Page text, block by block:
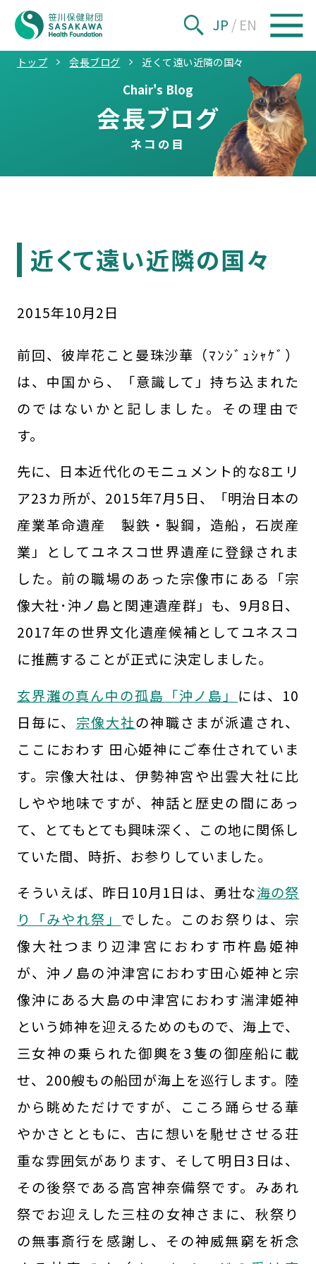
JP / EN
トップ 会長ブログ 近くて遠い近隣の国々
Chair's Blog
会長ブログ
ネコの目
近くて遠い近隣の国々
2015年10月2日
前回、彼岸花こと曼珠沙華（ﾏﾝｼﾞｭｼｬｹﾞ）
は、中国から、「意識して」持ち込まれた
のではないかと記しました。その理由で
す。
先に、日本近代化のモニュメント的な8エリ
ア23カ所が、2015年7月5日、「明治日本の
産業革命遺産 製鉄・製鋼，造船，石炭産
業」としてユネスコ世界遺産に登録されま
した。前の職場のあった宗像市にある「宗
像大社･沖ノ島と関連遺産群」も、9月8日、
2017年の世界文化遺産候補としてユネスコ
に推薦することが正式に決定しました。
玄界灘の真ん中の孤島「沖ノ島」 には、10
日毎に、 宗像大社の神職さまが派遣され、
ここにおわす 田心姫神にご奉仕されていま
す。宗像大社は、伊勢神宮や出雲大社に比
しやや地味ですが、神話と歴史の間にあっ
て、とてもとても興味深く、この地に関係し
ていた間、時折、お参りしていました。
そういえば、昨日10月1日は、勇壮な海の祭
り「みやれ祭」 でした。このお祭りは、宗
像大社つまり辺津宮におわす市杵島姫神
が、沖ノ島の沖津宮におわす田心姫神と宗
像沖にある大島の中津宮におわす湍津姫神
という姉神を迎えるためのもので、海上で、
三女神の乗られた御輿を3隻の御座船に載
せ、200艘もの船団が海上を巡行します。陸
から眺めただけですが、こころ踊らせる華
やかさとともに、古に想いを馳せさせる荘
重な雰囲気があります、そして明日3日は、
その後祭である高宮神奈備祭です。みあれ
祭でお迎えした三柱の女神さまに、秋祭り
の無事斎行を感謝し、その神威無窮を祈念